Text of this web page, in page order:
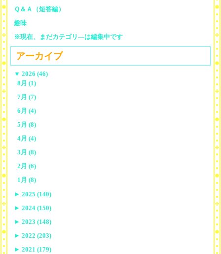
Ｑ＆Ａ（短答編）
趣味
※現在、まだカテゴリ—は編集中です
アーカイブ
▼ 2026 (46)
8月 (1)
7月 (7)
6月 (4)
5月 (8)
4月 (4)
3月 (8)
2月 (6)
1月 (8)
► 2025 (140)
► 2024 (150)
► 2023 (148)
► 2022 (203)
► 2021 (179)